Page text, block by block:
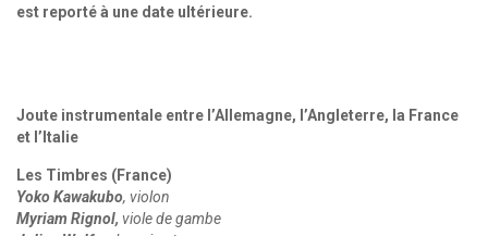
est reporté à une date ultérieure.
Joute instrumentale entre l’Allemagne, l’Angleterre, la France
et l’Italie
Les Timbres (France)
Yoko Kawakubo, violon
Myriam Rignol, viole de gambe